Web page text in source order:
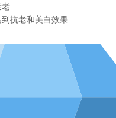
抗老和美白效果